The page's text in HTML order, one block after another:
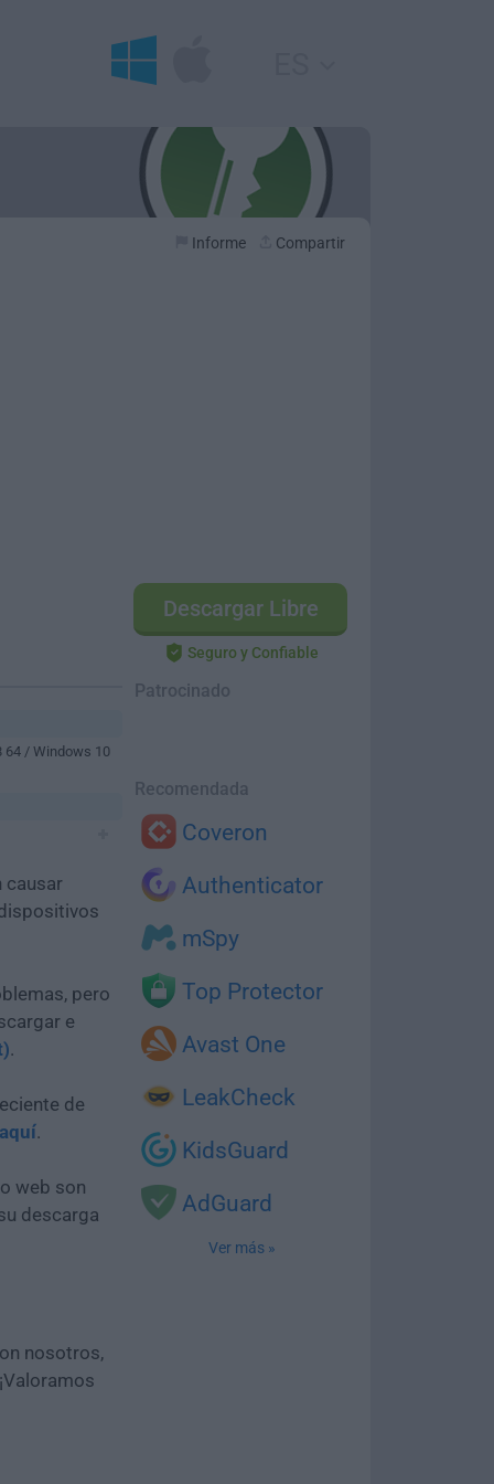
Informe Compartir
Descargar Libre
Seguro y Confiable
Patrocinado
Recomendada
Coveron
Authenticator
mSpy
Top Protector
Avast One
LeakCheck
KidsGuard
AdGuard
Ver más »
64 / Windows 10
causar
pero
e
.
de
.
web son
descarga
nosotros,